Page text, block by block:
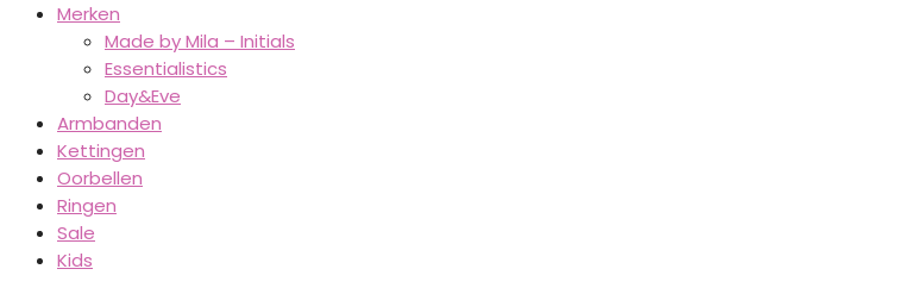
Merken
Made by Mila – Initials
Essentialistics
Day&Eve
Armbanden
Kettingen
Oorbellen
Ringen
Sale
Kids